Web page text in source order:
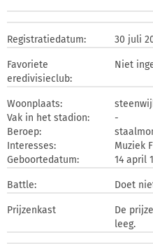
Registratiedatum: 30 juli
Favoriete
eredivisieclub:
Niet
Woonplaats:
Vak in het stadion:
-
Beroep:
Interesses:
Muziek
Geboortedatum:
14 april
Battle: Doet
Prijzenkast
De
leeg.